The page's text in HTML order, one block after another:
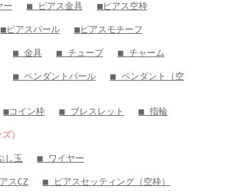
ー ■ ピアス金具 ■ピアス空枠
■ピアスパール ■ピアスモチーフ
■ 金具 ■ チューブ ■ チャーム
■ ペンダントパール
■ ペンダント（空
■コイン枠 ■ ブレスレット ■ 指輪
）
し玉 ■ ワイヤー
スCZ ■ ピアスセッティング（空枠）